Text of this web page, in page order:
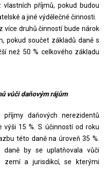
příjmů, pokud budou
a jiné výdělečné činnosti.
více druhů činností bude nárok
pokud součet základů daně s
než 50 % celkového základu
vůči daňovým rájům
daňových nerezidentů
výši 15 %. S účinností od roku
této daně na úroveň 35 %.
daně by se uplatňovala vůči
zemí a jurisdikcí, se kterými